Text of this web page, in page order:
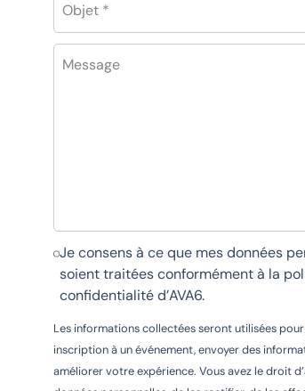
Objet *
Message
Je consens à ce que mes données
soient traitées conformément à la
confidentialité d’AVA6.
Les informations collectées seront utilisées
inscription à un événement, envoyer des
améliorer votre expérience. Vous avez le droit